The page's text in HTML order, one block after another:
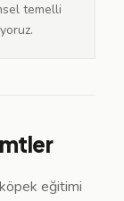
temelli
eğitimi